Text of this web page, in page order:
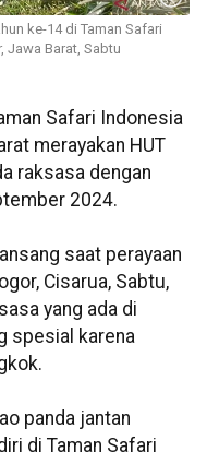
ke-14 di Taman Safari
Jawa Barat, Sabtu
Safari Indonesia
merayakan HUT
raksasa dengan
2024.
saat perayaan
Cisarua, Sabtu,
yang ada di
spesial karena
panda jantan
di Taman Safari